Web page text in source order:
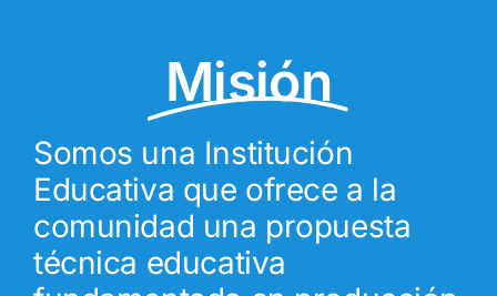
Misión
Somos una Institución
Educativa que ofrece a la
comunidad una propuesta
técnica educativa